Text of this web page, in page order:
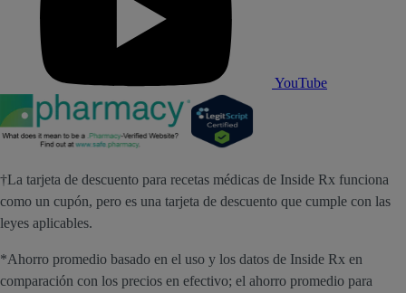
YouTube
†La tarjeta de descuento para recetas médicas de Inside Rx funciona
como un cupón, pero es una tarjeta de descuento que cumple con las
leyes aplicables.
*Ahorro promedio basado en el uso y los datos de Inside Rx en
comparación con los precios en efectivo; el ahorro promedio para